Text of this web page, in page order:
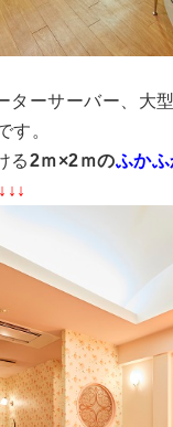
ターサーバー、大
す。
る2ｍ×2ｍのふか